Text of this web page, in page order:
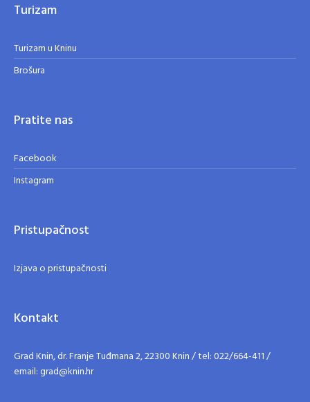
Turizam
Turizam u Kninu
Brošura
Pratite nas
Facebook
Instagram
Pristupačnost
Izjava o pristupačnosti
Kontakt
Grad Knin, dr. Franje Tuđmana 2, 22300 Knin / tel: 022/664-411 /
email: grad@knin.hr